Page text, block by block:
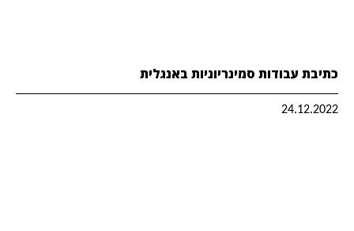
כתיבת עבודות סמינריוניות באנגלית
24.12.2022